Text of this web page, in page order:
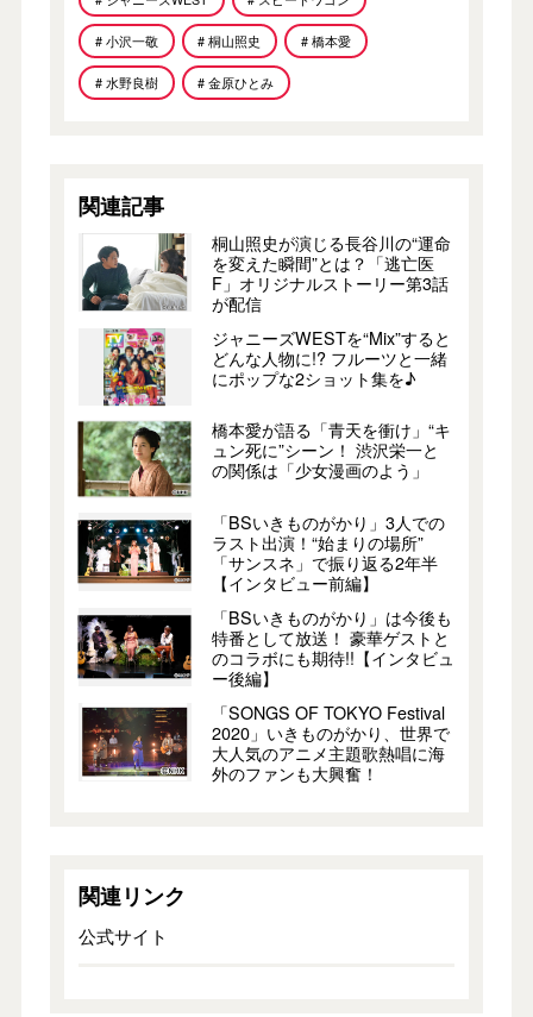
# 小沢一敬 # 桐山照史 # 橋本愛
# 水野良樹 # 金原ひとみ
関連記事
桐山照史が演じる長谷川の“運命
を変えた瞬間”とは？「逃亡医
F」オリジナルストーリー第3話
が配信
ジャニーズWESTを“Mix”すると
どんな人物に!? フルーツと一緒
にポップな2ショット集を♪
橋本愛が語る「青天を衝け」“キ
ュン死に”シーン！ 渋沢栄一と
の関係は「少女漫画のよう」
「BSいきものがかり」3人での
ラスト出演！“始まりの場所”
「サンスネ」で振り返る2年半
【インタビュー前編】
「BSいきものがかり」は今後も
特番として放送！ 豪華ゲストと
のコラボにも期待!!【インタビュ
ー後編】
「SONGS OF TOKYO Festival
2020」いきものがかり、世界で
大人気のアニメ主題歌熱唱に海
外のファンも大興奮！
関連リンク
公式サイト